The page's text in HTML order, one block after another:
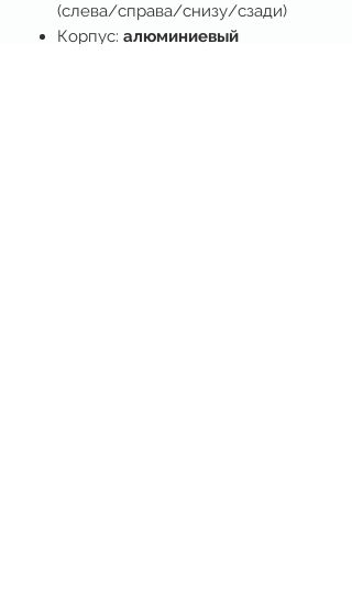
(слева/справа/снизу/сзади)
Корпус: алюминиевый